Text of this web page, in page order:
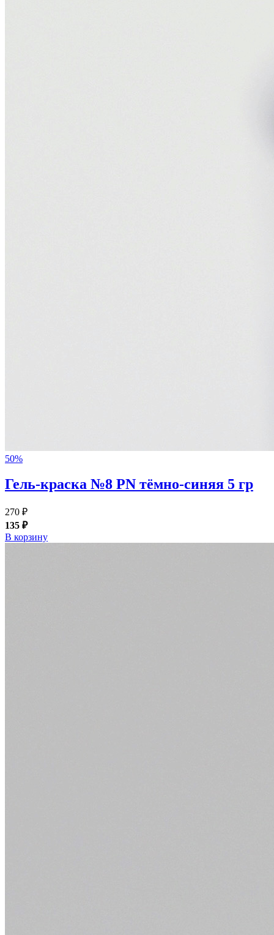
50%
Гель-краска №8 PN тёмно-синяя 5 гр
270 ₽
135 ₽
В корзину